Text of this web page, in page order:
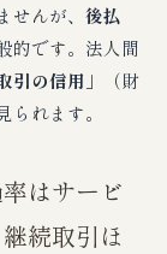
んが、 後払
的です。法人間
引の信用」
（財
れます。
はサービ
続取引ほ